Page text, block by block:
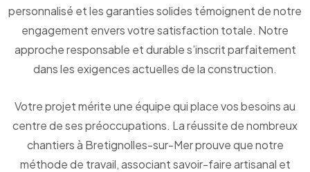
personnalisé et les garanties solides témoignent de notre
engagement envers votre satisfaction totale. Notre
approche responsable et durable s’inscrit parfaitement
dans les exigences actuelles de la construction.
Votre projet mérite une équipe qui place vos besoins au
centre de ses préoccupations. La réussite de nombreux
chantiers à Bretignolles-sur-Mer prouve que notre
méthode de travail, associant savoir-faire artisanal et